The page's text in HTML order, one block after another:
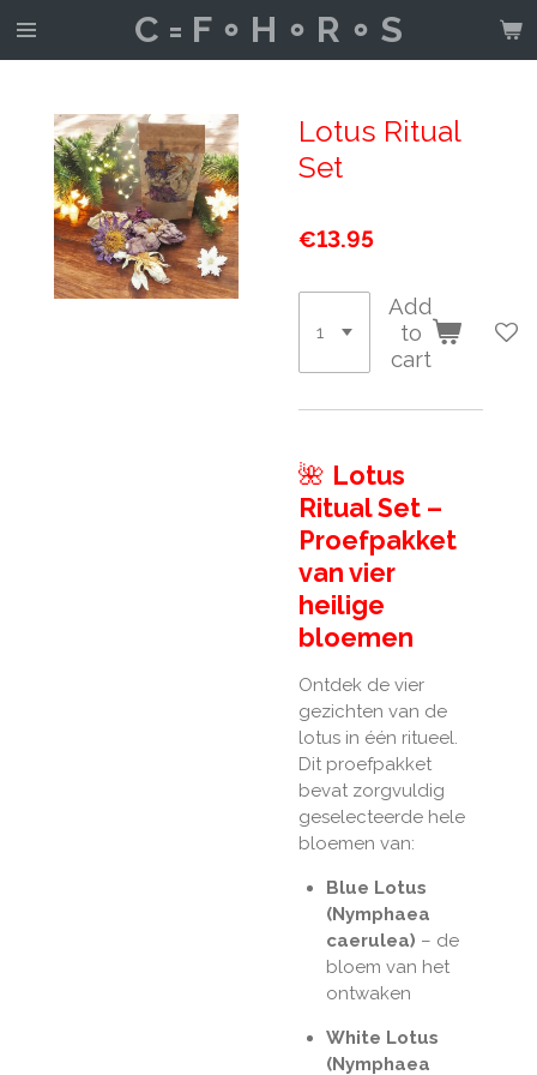
Skip
C = F ∘ H ∘ R ∘ S
Lotus Ritual
Set
€13.95
Add
to
cart
🌺 Lotus
Ritual Set –
Proefpakket
van vier
heilige
bloemen
Ontdek de vier
gezichten van de
lotus in één ritueel.
Dit proefpakket
bevat zorgvuldig
geselecteerde hele
bloemen van:
Blue Lotus
(Nymphaea
caerulea) – de
bloem van het
ontwaken
White Lotus
(Nymphaea